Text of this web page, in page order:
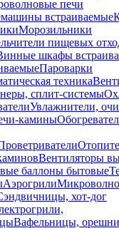
печи
встраиваемые
Морозильники
пищевых
шкафы
Пароварки
техника
сплит-системы
Увлажнители,
камины
Вентиляторы
баллоны бытовые
Аэрогрили
хот-дог
Вафельницы,